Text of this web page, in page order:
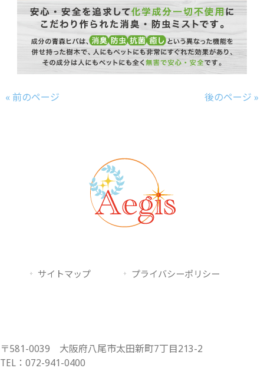
« 前のページ 後のページ »
サイトマップ プライバシーポリシー
〒581-0039 大阪府八尾市太田新町7丁目213-2
TEL：072-941-0400